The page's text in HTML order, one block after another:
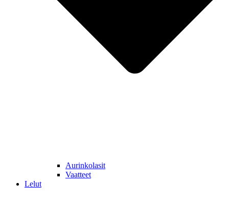
Aurinkolasit
Vaatteet
Lelut